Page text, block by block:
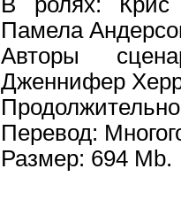
Памела
Авторы
Дженнифер
Перевод:
Размер: 694 Mb.